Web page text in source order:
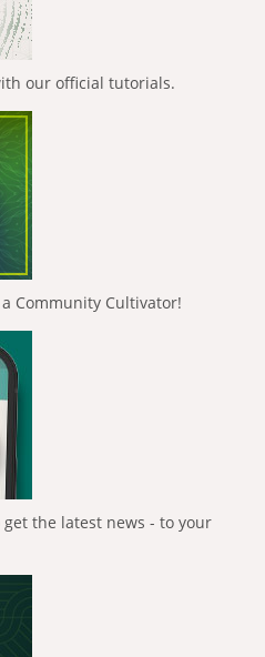
our official tutorials.
a Community Cultivator!
the latest news - to your